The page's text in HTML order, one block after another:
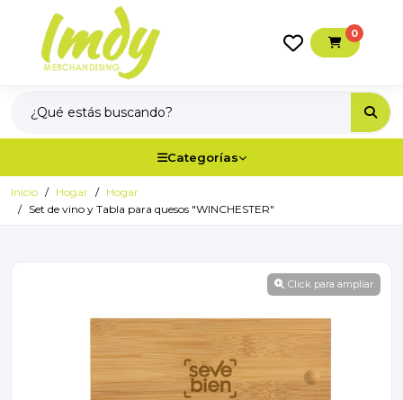
0
Categorías
Inicio Hogar
Hogar
Set de vino y Tabla para quesos "WINCHESTER"
Click para ampliar